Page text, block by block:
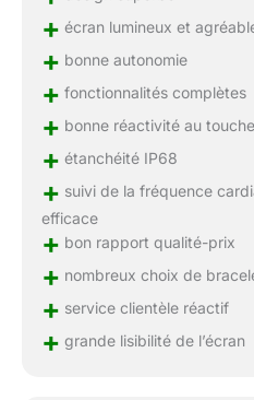
état
+ écran lumineux et
+ bonne autonomie
+ fonctionnalités complètes
+ bonne réactivité au
+ étanchéité IP68
+ suivi de la fréquence
efficace
+ bon rapport qualité-prix
+ nombreux choix de
+ service clientèle réactif
+ grande lisibilité de l’écran